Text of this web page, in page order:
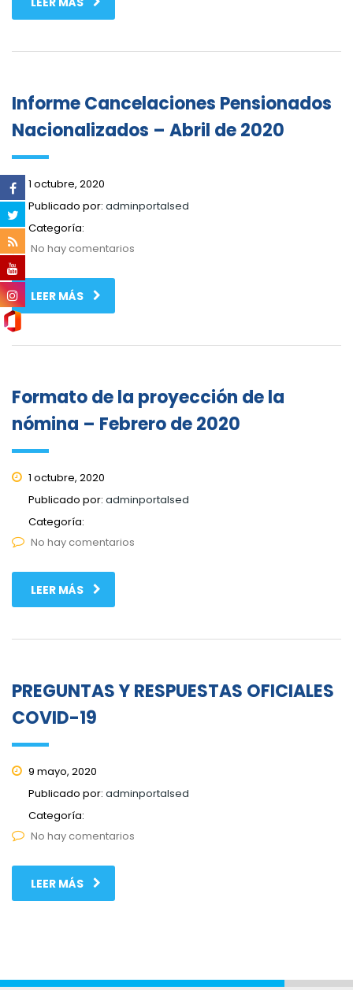
Informe Cancelaciones Pensionados
Nacionalizados – Abril de 2020
1 octubre, 2020
Publicado por: adminportalsed
Categoría:
No hay comentarios
LEER MÁS
Formato de la proyección de la
nómina – Febrero de 2020
1 octubre, 2020
Publicado por: adminportalsed
Categoría:
No hay comentarios
LEER MÁS
PREGUNTAS Y RESPUESTAS OFICIALES
COVID-19
9 mayo, 2020
Publicado por: adminportalsed
Categoría:
No hay comentarios
LEER MÁS